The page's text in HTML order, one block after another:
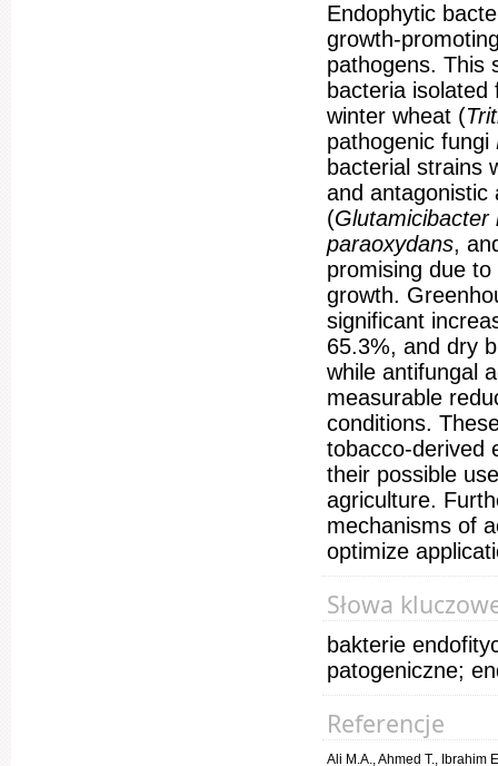
Endophytic
growth-
pathogens. This
bacteria
winter wheat (
pathogenic fungi
bacterial strains
and antagonistic
(Glutamicibacter
paraoxydans,
promising due
growth.
significant
65.3%, and dry
while antifungal
measurable
conditions.
tobacco-derived
their possible
agriculture.
mechanisms of
optimize
Słowa
bakterie
patogeniczne;
Referencje
Ali M.A., Ahmed T., Ibrahim